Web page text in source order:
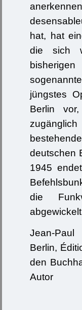
hat, hat
die sich
jüngstes
Berlin
deutschen
1945
die
Jean-
Berlin,
den
Autor